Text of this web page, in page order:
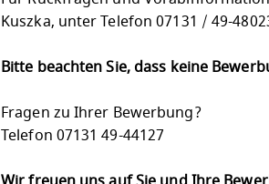
Kuszka, unter Telefon 07131 / 49-
Bitte beachten Sie, dass keine
Fragen zu Ihrer Bewerbung?
Telefon 07131 49-44127